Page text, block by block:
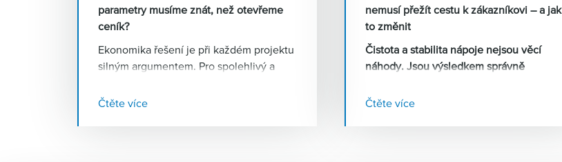
parametry musíme znát, než otevřeme
ceník?
Ekonomika řešení je při každém projektu
silným argumentem. Pro spolehlivý a
však naprosto klíčové správné vstupní
Čtěte více
nemusí přežít cestu k zákazníkovi – a jak
to změnit
Čistota a stabilita nápoje nejsou věcí
náhody. Jsou výsledkem správně
kvasinek po finální mikrobiologické
Čtěte více